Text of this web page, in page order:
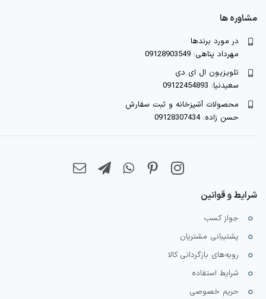
مشاوره ها
در مورد برندها
مهرداد پناهی: 09128903549
تلویزیون ال ای دی
سعیدنیا: 09122454893
محصولات آشپزخانه و ثبت سفارش
حسن زاده: 09128307434
شرایط و قوانین
جواز کسب
پشتیبانی مشتریان
رویه‌های بازگردانی کالا
شرایط استفاده
حریم خصوصی